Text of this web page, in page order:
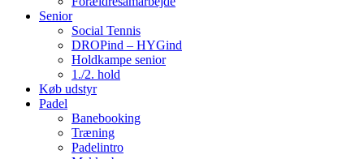
Senior
Social Tennis
DROPind – HYGind
Holdkampe senior
1./2. hold
Køb udstyr
Padel
Banebooking
Træning
Padelintro